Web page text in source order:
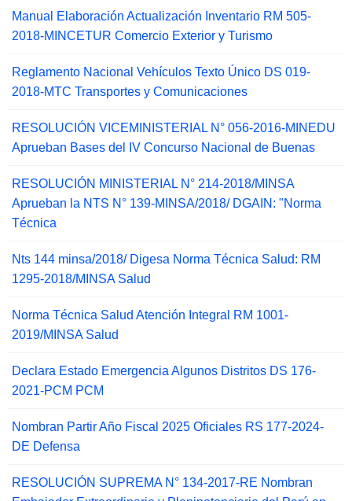
Manual Elaboración Actualización Inventario RM 505-
2018-MINCETUR Comercio Exterior y Turismo
Reglamento Nacional Vehículos Texto Único DS 019-
2018-MTC Transportes y Comunicaciones
RESOLUCIÓN VICEMINISTERIAL N° 056-2016-MINEDU
Aprueban Bases del IV Concurso Nacional de Buenas
RESOLUCIÓN MINISTERIAL N° 214-2018/MINSA
Aprueban la NTS N° 139-MINSA/2018/ DGAIN: "Norma
Técnica
Nts 144 minsa/2018/ Digesa Norma Técnica Salud: RM
1295-2018/MINSA Salud
Norma Técnica Salud Atención Integral RM 1001-
2019/MINSA Salud
Declara Estado Emergencia Algunos Distritos DS 176-
2021-PCM PCM
Nombran Partir Año Fiscal 2025 Oficiales RS 177-2024-
DE Defensa
RESOLUCIÓN SUPREMA N° 134-2017-RE Nombran